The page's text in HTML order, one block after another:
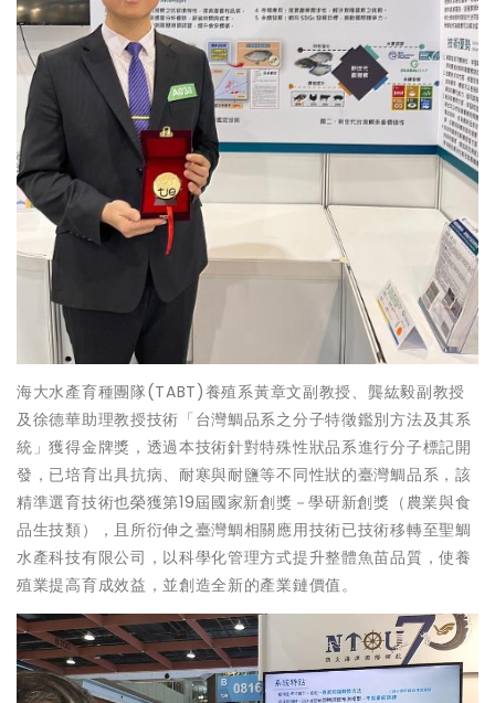
海大水產育種團隊(TABT)養殖系黃章文副教授、龔紘毅副教授
及徐德華助理教授技術「台灣鯛品系之分子特徵鑑別方法及其系
統」獲得金牌獎，透過本技術針對特殊性狀品系進行分子標記開
發，已培育出具抗病、耐寒與耐鹽等不同性狀的臺灣鯛品系，該
精準選育技術也榮獲第19屆國家新創獎－學研新創獎（農業與食
品生技類），且所衍伸之臺灣鯛相關應用技術已技術移轉至聖鯛
水產科技有限公司，以科學化管理方式提升整體魚苗品質，使養
殖業提高育成效益，並創造全新的產業鏈價值。